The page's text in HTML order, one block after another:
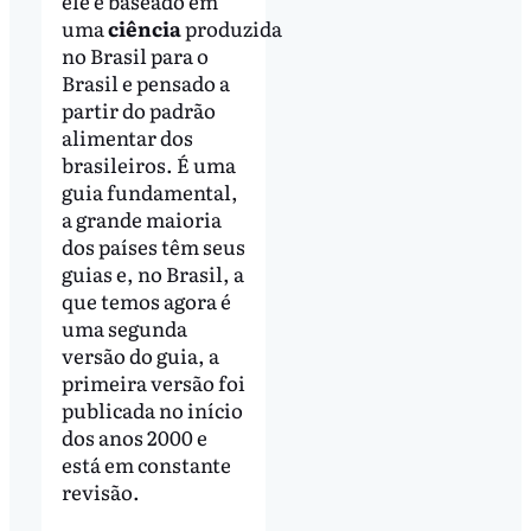
umaciênciaproduzida
no Brasil para o
Brasil e pensado a
partir do padrão
alimentar dos
brasileiros. É uma
guia fundamental,
a grande maioria
dos países têm seus
guias e, no Brasil, a
que temos agora é
uma segunda
versão do guia, a
primeira versão foi
publicada no início
dos anos 2000 e
está em constante
revisão.